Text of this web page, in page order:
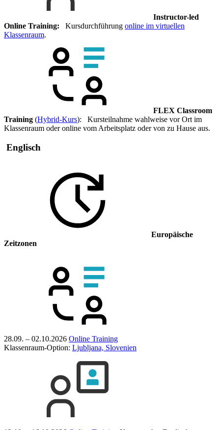
Instructor-led
Online Training: Kursdurchführung online im virtuellen
Klassenraum.
FLEX Classroom
Training (Hybrid-Kurs): Kursteilnahme wahlweise vor Ort im
Klassenraum oder online vom Arbeitsplatz oder von zu Hause aus.
Englisch
Europäische
Zeitzonen
28.09. – 02.10.2026 Online Training
Klassenraum-Option: Ljubljana, Slovenien